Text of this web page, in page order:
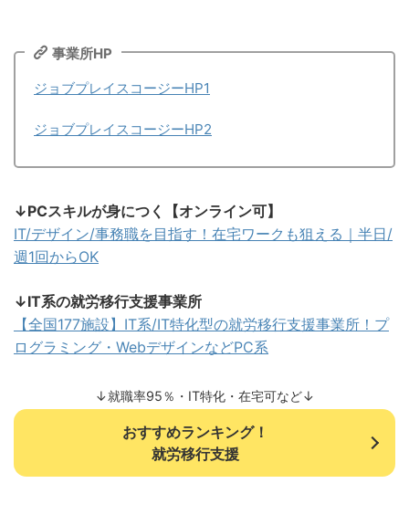
事業所HP
ジョブプレイスコージーHP1
ジョブプレイスコージーHP2
↓PCスキルが身につく【オンライン可】
IT/デザイン/事務職を目指す！在宅ワークも狙える｜半日/
週1回からOK
↓IT系の就労移行支援事業所
【全国177施設】IT系/IT特化型の就労移行支援事業所！プ
ログラミング・WebデザインなどPC系
↓就職率95％・IT特化・在宅可など↓
おすすめランキング！
就労移行支援